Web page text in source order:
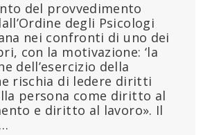
del provvedimento
degli Psicologi
nei confronti di uno dei
con la motivazione: ‘la
dell’esercizio della
rischia di ledere diritti
persona come diritto al
e diritto al lavoro». Il